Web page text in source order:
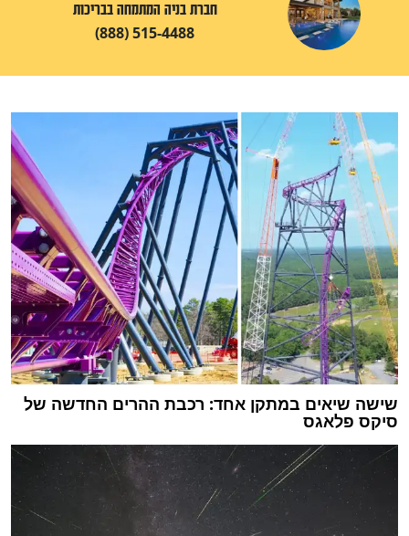
חברת בניה המתמחה בבריכות
(888) 515-4488
שישה שיאים במתקן אחד: רכבת ההרים החדשה של
סיקס פלאגס